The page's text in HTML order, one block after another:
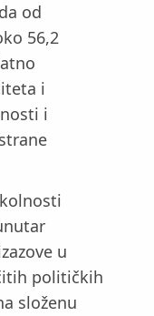
od
56,2
i
i
u
političkih
složenu